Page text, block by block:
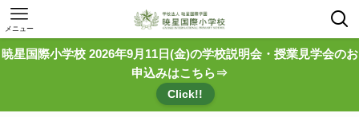
メニュー
暁星国際小学校 2026年9月11日(金)の学校説明会・授業見学会のお
申込みはこちら⇒
Click!!